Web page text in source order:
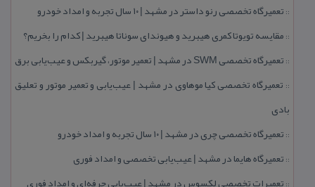
:: تعمیرگاه تخصصی رنو داستر در مشهد | ۱۰ سال تجربه و امداد خودرو
:: مقایسه تویوتا كمری هیبرید و هیوندای سوناتا هیبرید | كدام را بخریم؟
:: تعمیرگاه تخصصی SWM در مشهد | تعمیر موتور، گیربكس و عیب‌یابی برق
:: تعمیرگاه تخصصی كیا موهاوی در مشهد | عیب‌یابی و تعمیر موتور و تعلیق
بادی
:: تعمیرگاه تخصصی چری در مشهد | ۱۰ سال تجربه و امداد خودرو
:: تعمیرگاه هایما در مشهد | عیب‌یابی تخصصی و امداد فوری
:: تعمیرات تخصصی لكسوس در مشهد | عیب‌یابی حرفه‌ای و امداد فوری